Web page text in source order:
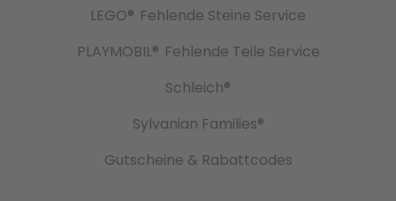
LEGO® Fehlende Steine Service
PLAYMOBIL® Fehlende Teile Service
Schleich®
Sylvanian Families®
Gutscheine & Rabattcodes